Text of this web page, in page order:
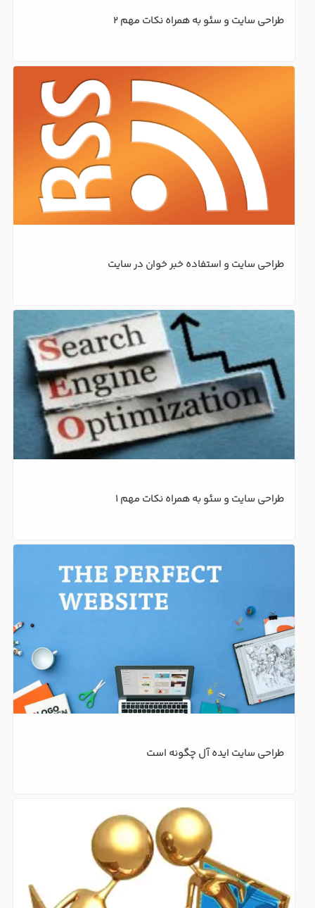
طراحی سایت و سئو به همراه نکات مهم 2
طراحی سایت و استفاده خبر خوان در سایت
طراحی سایت و سئو به همراه نکات مهم 1
طراحی سایت ایده آل چگونه است